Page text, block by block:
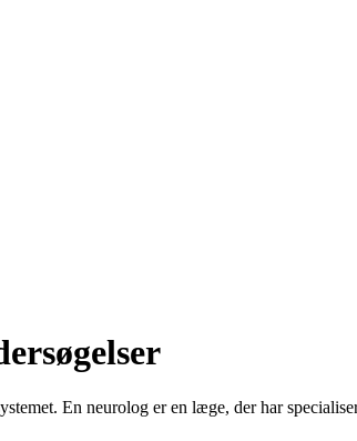
En neurolog er en læge, der har